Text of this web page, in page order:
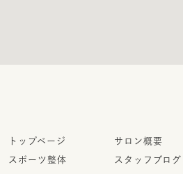
トップページ
スポーツ整体
サロン概要
スタッフブログ